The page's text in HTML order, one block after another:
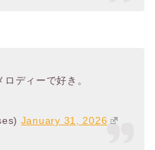
ディーで好き。
January 31, 2026